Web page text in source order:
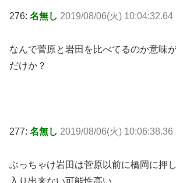
276: 名無し 2019/08/06(火) 10:04:32.64
なんで菅原と岩田を比べてるのか意味
だけか？
277: 名無し 2019/08/06(火)
ぶっちゃけ岩田は菅原以前に橋岡に押
入り出来ない可能性高い